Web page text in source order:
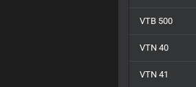
VTB 500
VTN 40
VTN 41